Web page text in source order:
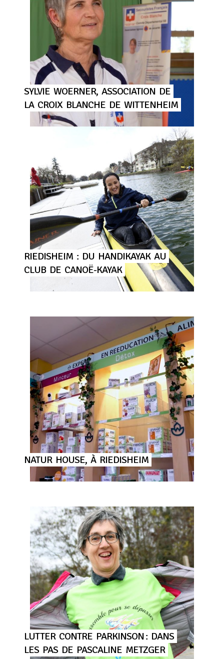
SYLVIE WOERNER, ASSOCIATION DE
LA CROIX BLANCHE DE WITTENHEIM
RIEDISHEIM : DU HANDIKAYAK AU
CLUB DE CANOË-KAYAK
NATUR HOUSE, À RIEDISHEIM
LUTTER CONTRE PARKINSON : DANS
LES PAS DE PASCALINE METZGER